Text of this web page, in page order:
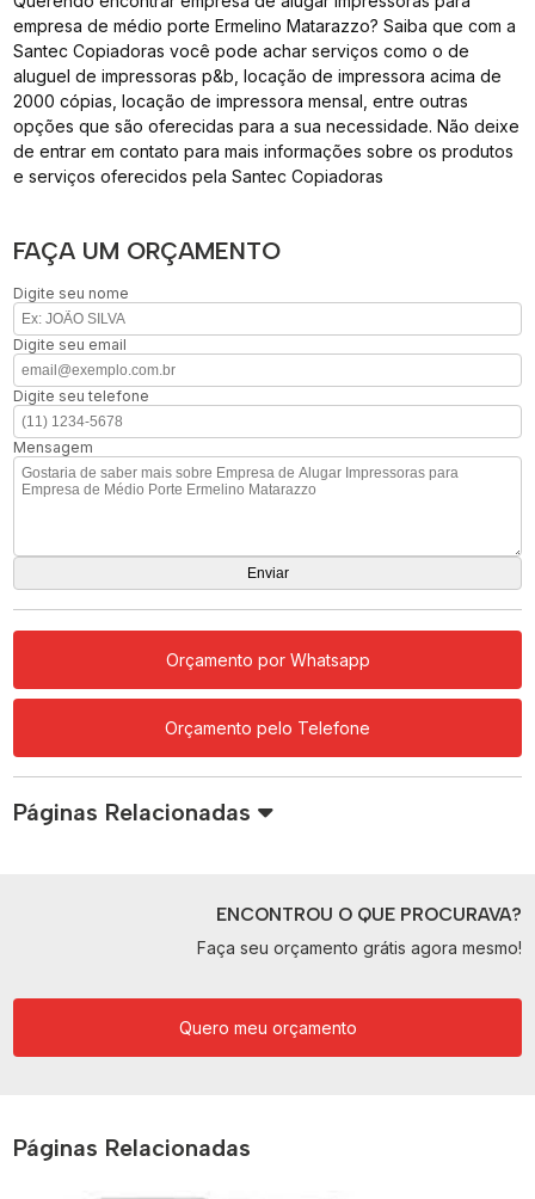
empresa de médio porte Ermelino Matarazzo? Saiba que com a
Santec Copiadoras você pode achar serviços como o de
aluguel de impressoras p&b, locação de impressora acima de
2000 cópias, locação de impressora mensal, entre outras
opções que são oferecidas para a sua necessidade. Não deixe
de entrar em contato para mais informações sobre os produtos
e serviços oferecidos pela Santec Copiadoras
FAÇA UM ORÇAMENTO
Digite seu nome
Digite seu email
Digite seu telefone
Mensagem
Orçamento por Whatsapp
Orçamento pelo Telefone
Páginas Relacionadas
ENCONTROU O QUE PROCURAVA?
Faça seu orçamento grátis agora mesmo!
Quero meu orçamento
Páginas Relacionadas